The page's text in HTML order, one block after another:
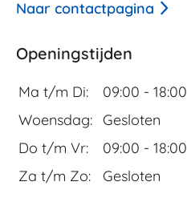
Naar contactpagina
Openingstijden
Ma t/m Di:
09:00 - 18:00
Woensdag: Gesloten
Do t/m Vr:
09:00 - 18:00
Za t/m Zo:
Gesloten